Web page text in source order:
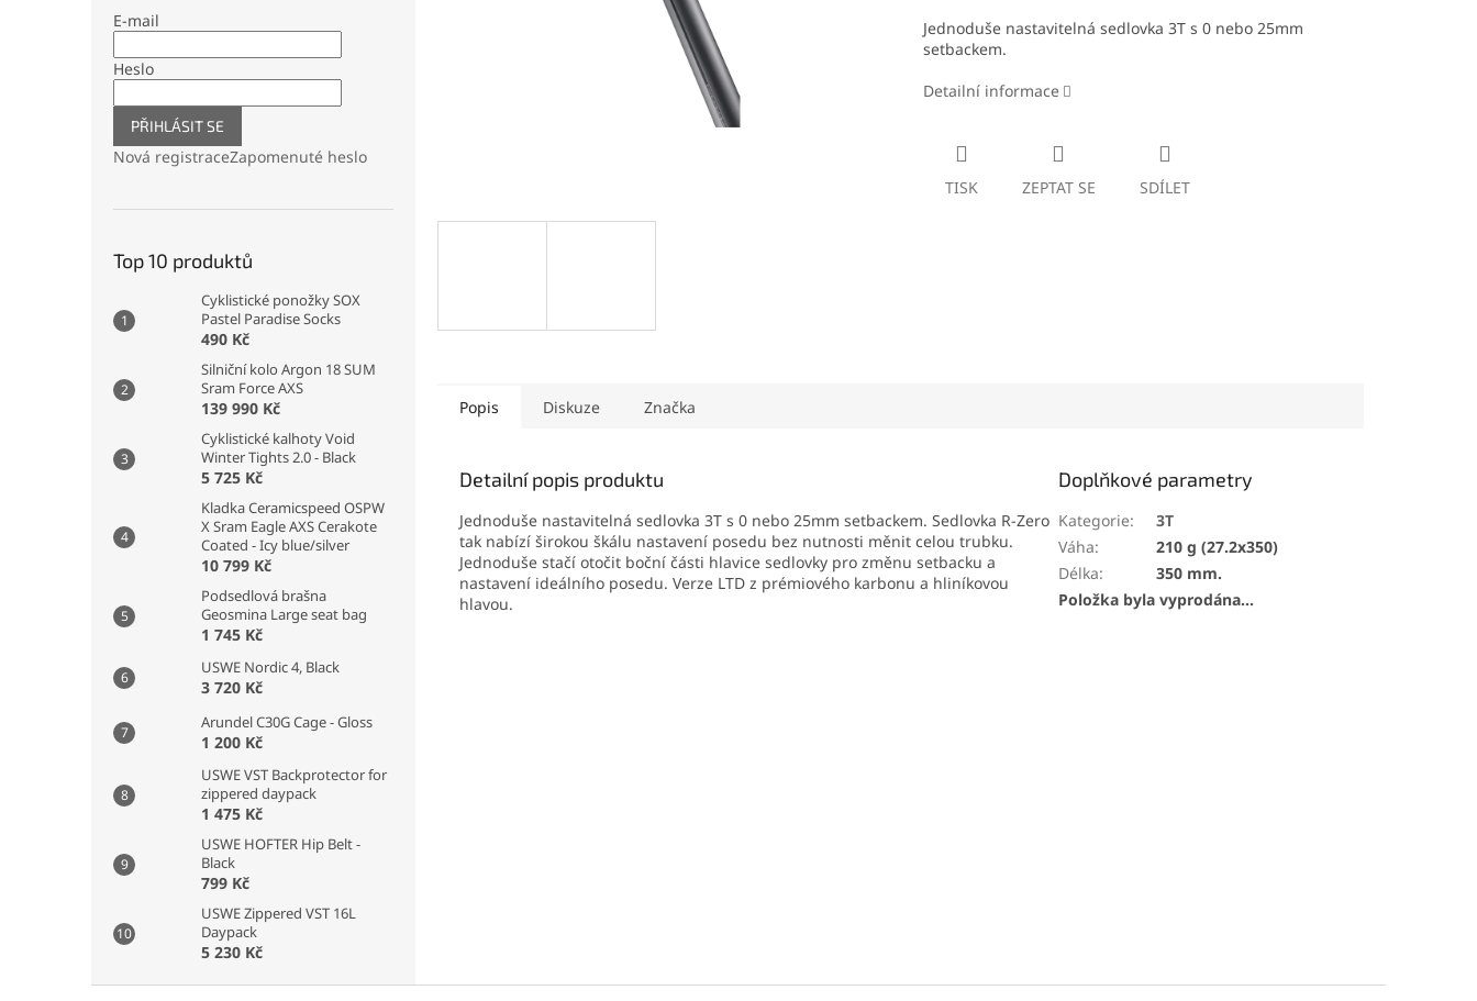
E-mail
Heslo
PŘIHLÁSIT SE
Nová registraceZapomenuté heslo
Top 10 produktů
Cyklistické ponožky SOX
Pastel Paradise Socks
490 Kč
Silniční kolo Argon 18 SUM
Sram Force AXS
139 990 Kč
Cyklistické kalhoty Void
Winter Tights 2.0 - Black
5 725 Kč
Kladka Ceramicspeed OSPW
X Sram Eagle AXS Cerakote
Coated - Icy blue/silver
10 799 Kč
Podsedlová brašna
Geosmina Large seat bag
1 745 Kč
USWE Nordic 4, Black
3 720 Kč
Arundel C30G Cage - Gloss
1 200 Kč
USWE VST Backprotector for
zippered daypack
1 475 Kč
USWE HOFTER Hip Belt -
Black
799 Kč
USWE Zippered VST 16L
Daypack
5 230 Kč
Jednoduše nastavitelná sedlovka 3T s 0 nebo 25mm
setbackem.
Detailní informace
TISK ZEPTAT SE SDÍLET
Popis Diskuze Značka
Detailní popis produktu
Jednoduše nastavitelná sedlovka 3T s 0 nebo 25mm setbackem. Sedlovka R-Zero
tak nabízí širokou škálu nastavení posedu bez nutnosti měnit celou trubku.
Jednoduše stačí otočit boční části hlavice sedlovky pro změnu setbacku a
nastavení ideálního posedu. Verze LTD z prémiového karbonu a hliníkovou
hlavou.
Doplňkové parametry
Kategorie:
3T
Váha:
210 g (27.2x350)
Délka:
350 mm.
Položka byla vyprodána…